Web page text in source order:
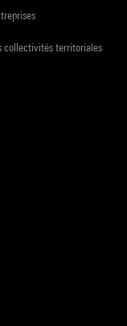
collectivités territoriales